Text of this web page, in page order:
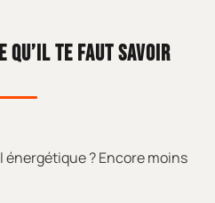
QU’IL TE FAUT SAVOIR
énergétique ? Encore moins